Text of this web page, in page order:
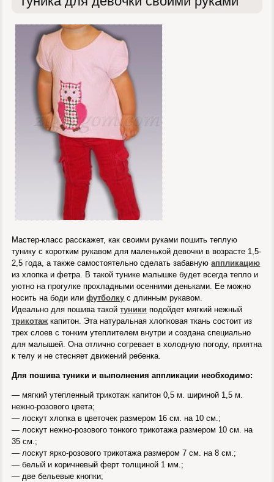
Мастер-класс расскажет, как своими руками пошить теплую
тунику с коротким рукавом для маленькой девочки в возрасте 1,5-
2,5 года, а также самостоятельно сделать забавнуюаппликацию
из хлопка и фетра. В такой тунике малышке будет всегда тепло и
уютно на прогулке прохладными осенними деньками. Ее можно
носить на боди илифутболку с длинным рукавом.
Идеально для пошива такойтуники подойдет мягкий нежный
трикотаж капитон. Эта натуральная хлопковая ткань состоит из
трех слоев с тонким утеплителем внутри и создана специально
для малышей. Она отлично согревает в холодную погоду, приятна
к телу и не стесняет движений ребенка.
Для пошива туники и выполнения аппликации необходимо:
— мягкий утепленный трикотаж капитон 0,5 м. шириной 1,5 м.
нежно-розового цвета;
— лоскут хлопка в цветочек размером 16 см. на 10 см.;
— лоскут нежно-розового тонкого трикотажа размером 10 см. на
35 см.;
— лоскут ярко-розового трикотажа размером 7 см. на 8 см.;
— белый и коричневый ферт толщиной 1 мм.;
— две бельевые кнопки;